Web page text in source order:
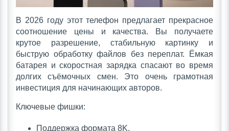
В 2026 году этот телефон предлагает прекрасное
соотношение цены и качества. Вы получаете
крутое разрешение, стабильную картинку и
быструю обработку файлов без переплат. Ёмкая
батарея и скоростная зарядка спасают во время
долгих съёмочных смен. Это очень грамотная
инвестиция для начинающих авторов.
Ключевые фишки:
Поддержка формата 8K.